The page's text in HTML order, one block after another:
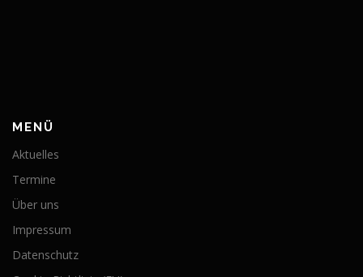
MENÜ
Aktuelles
Termine
Über uns
Impressum
Datenschutz